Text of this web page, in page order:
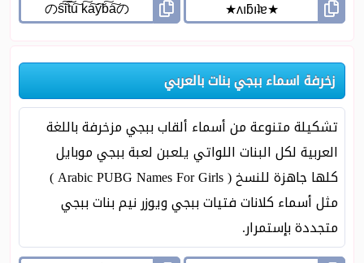
زخرفة اسماء ببجي بنات بالعربي
تشكيلة متنوعة من أسماء ألقاب ببجي مزخرفة باللغة
العربية لكل البنات اللواتي يلعبن لعبة ببجي موبايل
كلها جاهزة للنسخ ( Arabic PUBG Names For Girls )
مثل أسماء كلانات فتيات ببجي ويوزر نيم بنات ببجي
متجددة بإستمرار.